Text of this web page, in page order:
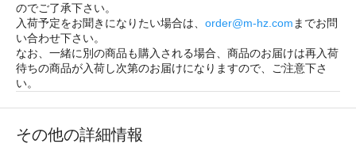
のでご了承下さい。
入荷予定をお聞きになりたい場合は、 order@m-hz.com までお問
い合わせ下さい。
なお、一緒に別の商品も購入される場合、商品のお届けは再入荷
待ちの商品が入荷し次第のお届けになりますので、ご注意下さ
い。
その他の詳細情報